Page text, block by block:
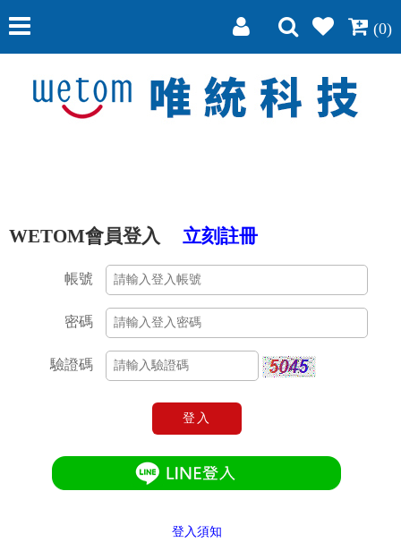
(0)
WETOM會員登入 立刻註冊
帳號
密碼
驗證碼
登入
登入須知